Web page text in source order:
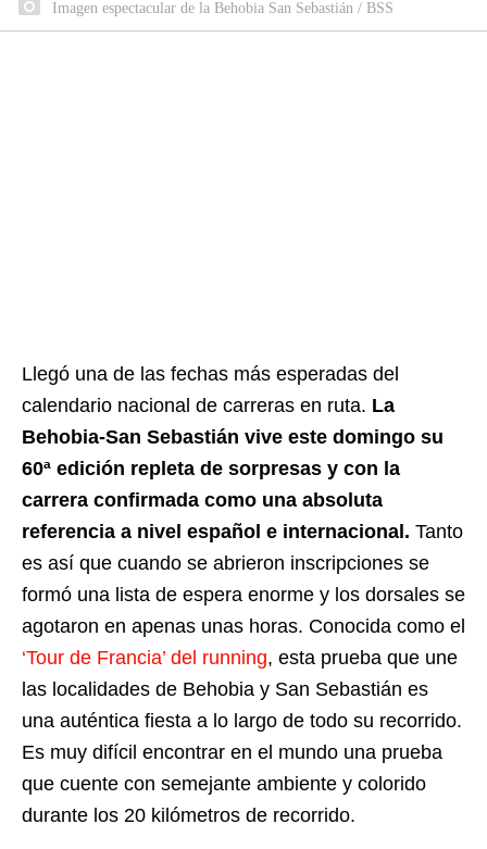
Imagen espectacular de la Behobia San Sebastián / BSS
Llegó una de las fechas más esperadas del
calendario nacional de carreras en ruta. La
Behobia-San Sebastián vive este domingo su
60ª edición repleta de sorpresas y con la
carrera confirmada como una absoluta
referencia a nivel español e internacional. Tanto
es así que cuando se abrieron inscripciones se
formó una lista de espera enorme y los dorsales se
agotaron en apenas unas horas. Conocida como el
‘Tour de Francia’ del running, esta prueba que une
las localidades de Behobia y San Sebastián es
una auténtica fiesta a lo largo de todo su recorrido.
Es muy difícil encontrar en el mundo una prueba
que cuente con semejante ambiente y colorido
durante los 20 kilómetros de recorrido.